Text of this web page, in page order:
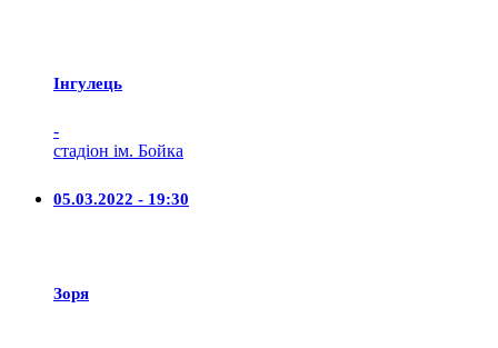
Iнгулець
-
стадіон ім. Бойка
05.03.2022 - 19:30
Зоря